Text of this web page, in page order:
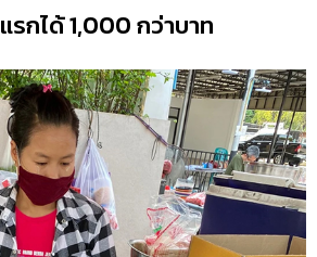
รกได้ 1,000 กว่าบาท